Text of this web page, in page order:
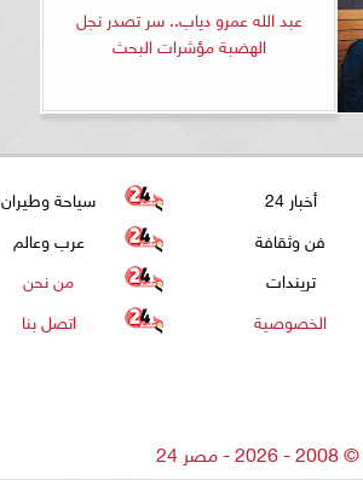
عبد الله عمرو دياب.. سر تصدر نجل
الهضبة مؤشرات البحث
أخبار 24 سياحة وطيران
فن وثقافة عرب وعالم
تريندات من نحن
الخصوصية
اتصل بنا
©